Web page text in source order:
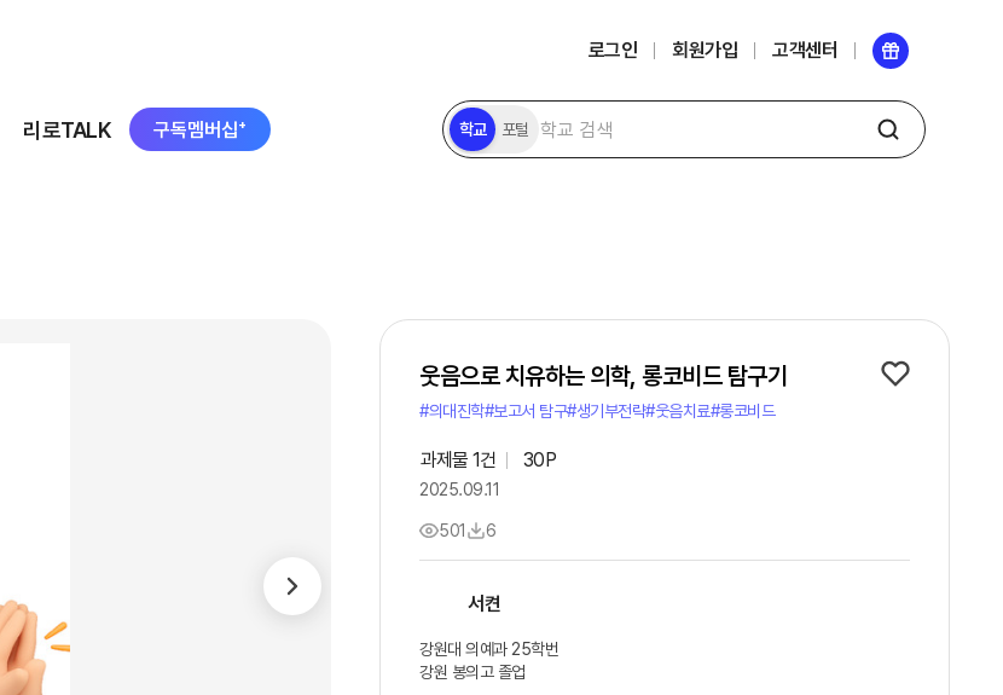
로그인 회원가입 고객센터
리로TALK 구독멤버십⁺ 학교 포털
웃음으로 치유하는 의학, 롱코비드 탐구기
#의대진학#보고서 탐구#생기부전략#웃음치료#롱코비드
과제물 1건 30P
2025.09.11
501 6
서켠
강원대 의예과 25학번
강원 봉의고 졸업